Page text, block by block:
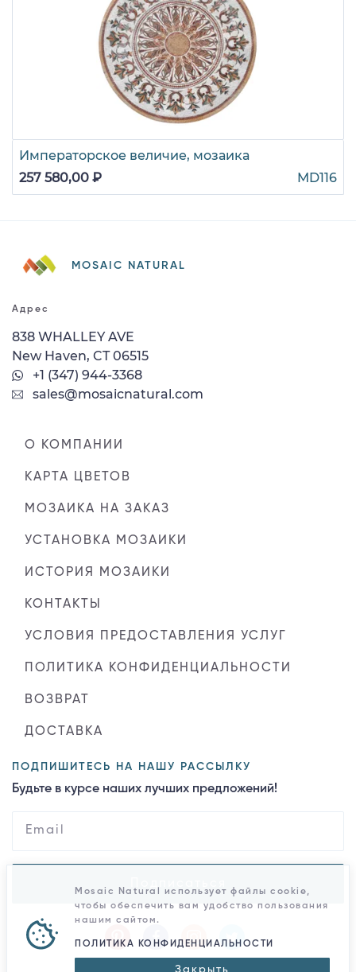
Императорское величие, мозаика
257 580,00 ₽
MD116
MOSAIC NATURAL
Адрес
838 WHALLEY AVE
New Haven, CT 06515
+1 (347) 944-3368
sales@mosaicnatural.com
О КОМПАНИИ
КАРТА ЦВЕТОВ
МОЗАИКА НА ЗАКАЗ
УСТАНОВКА МОЗАИКИ
ИСТОРИЯ МОЗАИКИ
КОНТАКТЫ
УСЛОВИЯ ПРЕДОСТАВЛЕНИЯ УСЛУГ
ПОЛИТИКА КОНФИДЕНЦИАЛЬНОСТИ
ВОЗВРАТ
ДОСТАВКА
ПОДПИШИТЕСЬ НА НАШУ РАССЫЛКУ
Будьте в курсе наших лучших предложений!
Mosaic Natural использует файлы cookie,
чтобы обеспечить вам удобство пользования
нашим сайтом.
ПОЛИТИКА КОНФИДЕНЦИАЛЬНОСТИ
Закрыть